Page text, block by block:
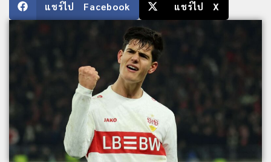
แชร์ไป Facebook แชร์ไป X